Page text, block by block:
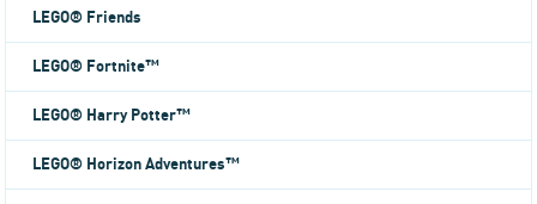
LEGO® Friends
LEGO® Fortnite™
LEGO® Harry Potter™
LEGO® Horizon Adventures™